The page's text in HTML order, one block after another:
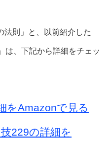
法則」と、以前紹介した
は、下記から詳細をチェッ
をAmazonで見る
229の詳細を